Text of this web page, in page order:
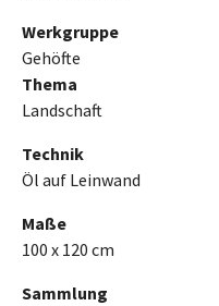
Werkgruppe
Gehöfte
Thema
Landschaft
Technik
Öl auf Leinwand
Maße
100 x 120 cm
Sammlung